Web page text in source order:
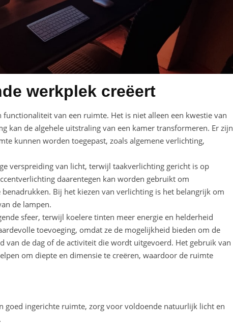
werkplek creëert
van een ruimte. Het is niet alleen een kwestie van
kan de algehele uitstraling van een kamer transformeren. Er zijn
kunnen worden toegepast, zoals algemene verlichting,
verspreiding van licht, terwijl taakverlichting gericht is op
daarentegen kan worden gebruikt om
Bij het kiezen van verlichting is het belangrijk om
de lampen.
sfeer, terwijl koelere tinten meer energie en helderheid
toevoeging, omdat ze de mogelijkheid bieden om de
van de dag of de activiteit die wordt uitgevoerd. Het gebruik van
om diepte en dimensie te creëren, waardoor de ruimte
goed ingerichte ruimte, zorg voor voldoende natuurlijk licht en